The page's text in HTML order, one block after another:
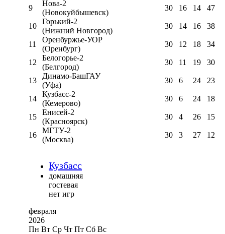
9
Нова-2
(Новокуйбышевск)
30 16 14 47
10
Горький-2
(Нижний Новгород)
30 14 16 38
11
Оренбуржье-УОР
(Оренбург)
30 12 18 34
12
Белогорье-2
(Белгород)
30 11 19 30
13
Динамо-БашГАУ
(Уфа)
30 6 24 23
14
Кузбасс-2
(Кемерово)
30 6 24 18
15
Енисей-2
(Красноярск)
30 4 26 15
16
МГТУ-2
(Москва)
30 3 27 12
Кузбасс
домашняя
гостевая
нет игр
февраля
2026
Пн Вт Ср Чт Пт Сб Вс